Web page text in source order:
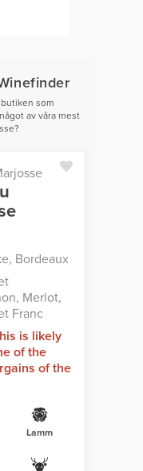
som
av våra mest
Bordeaux
Merlot,
Franc
is likely
of the
of the
Lamm